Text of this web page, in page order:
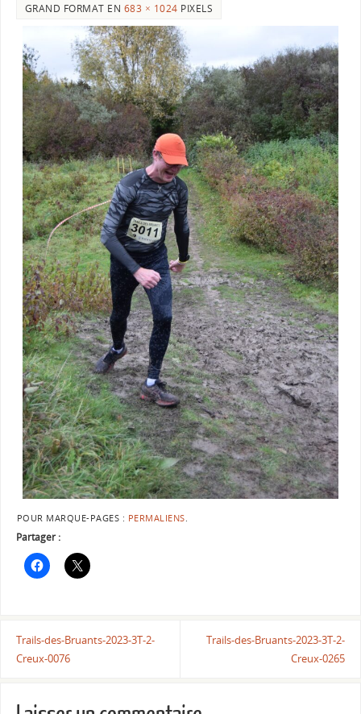
GRAND FORMAT EN 683 × 1024 PIXELS
POUR MARQUE-PAGES : PERMALIENS
Partager :
Trails-des-Bruants-2023-3T-2-
Creux-0076
Trails-des-Bruants-2023-3T-2-
Creux-0265